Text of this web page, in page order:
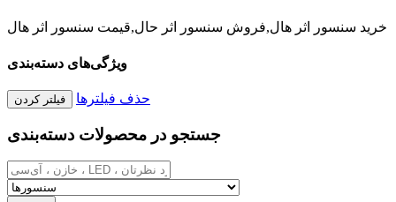
خرید سنسور اثر هال,فروش سنسور اثر حال,قیمت سنسور اثر هال
ویژگی‌های دسته‌بندی
حذف فیلترها
جستجو در محصولات دسته‌بندی